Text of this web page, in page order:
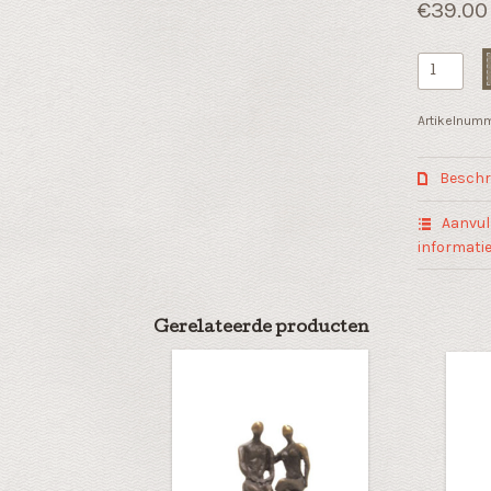
€39.00
Wijn
stop
aantal
informatie
Gerelateerde producten